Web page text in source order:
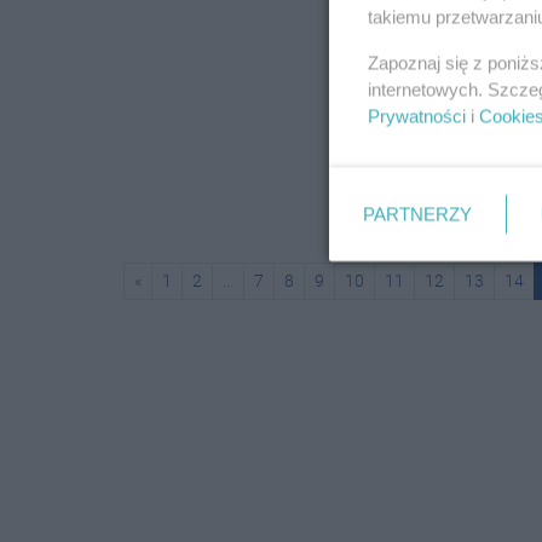
« 1 2 7 8 9 10 11 12 13 14
takiemu
Zapoznaj się z
internetowych.
Prywatności i Cookies
PARTNERZY